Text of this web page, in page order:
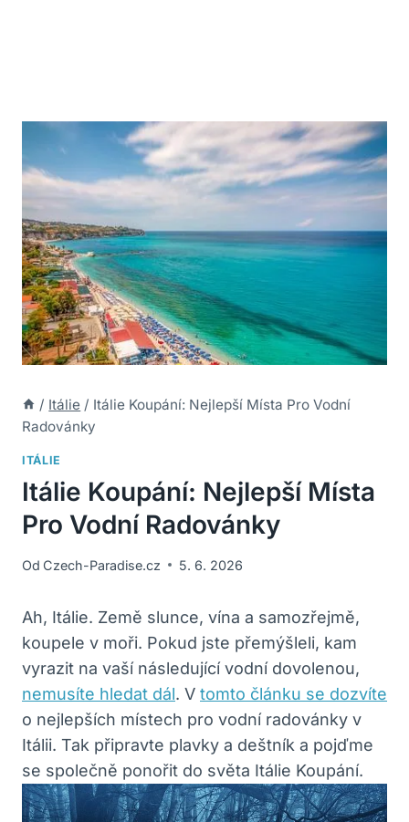
/ Itálie / Itálie Koupání: Nejlepší Místa Pro Vodní
Radovánky
ITÁLIE
Itálie Koupání: Nejlepší Místa
Pro Vodní Radovánky
Od Czech-Paradise.cz 5. 6. 2026
Ah, Itálie. Země slunce, vína a samozřejmě,
koupele v moři. Pokud jste přemýšleli, kam
vyrazit na vaší následující vodní dovolenou,
nemusíte hledat dál. V tomto článku se dozvíte
o nejlepších místech pro vodní radovánky v
Itálii. Tak připravte plavky a deštník a pojďme
se společně ponořit do světa Itálie Koupání.